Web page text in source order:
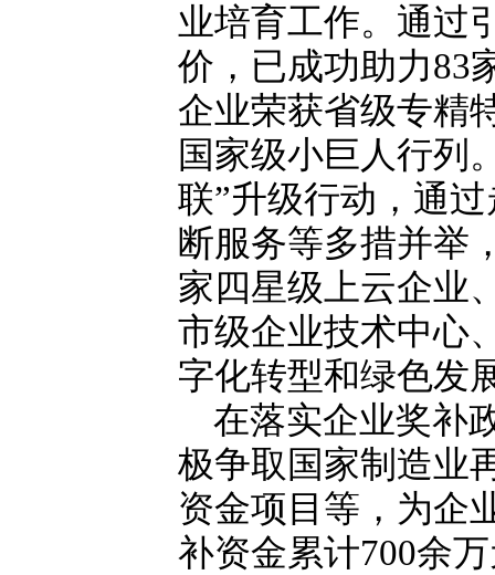
业培育工作。通过
价，已成功助力83
企业荣获省级专精
国家级小巨人行列
联”升级行动，通
断服务等多措并举
家四星级上云企业
市级企业技术中心
字化转型和绿色发
在落实企业奖补
极争取国家制造业
资金项目等，为企
补资金累计700余